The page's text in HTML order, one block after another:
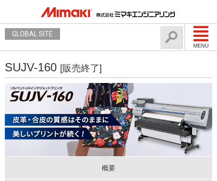
MENU
GLOBAL SITE
SUJV-160 [販売終了]
概要